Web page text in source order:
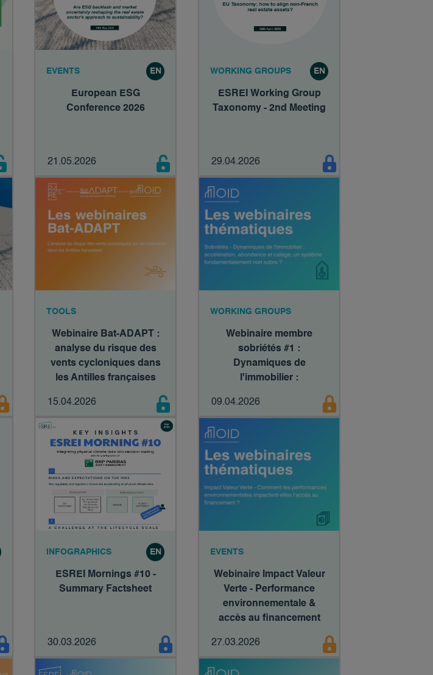
EVENTS EN
European ESG
Conference 2026
21.05.2026
WORKING GROUPS EN
ESREI Working Group
Taxonomy - 2nd Meeting
29.04.2026
TOOLS
Webinaire Bat-ADAPT :
analyse du risque des
vents cycloniques dans
les Antilles françaises
15.04.2026
WORKING GROUPS
Webinaire membre
sobriétés #1 :
Dynamiques de
l'immobilier :
et calage, un système
09.04.2026
INFOGRAPHICS EN
ESREI Mornings #10 -
Summary Factsheet
30.03.2026
EVENTS
Webinaire Impact Valeur
Verte - Performance
environnementale &
accès au financement
27.03.2026